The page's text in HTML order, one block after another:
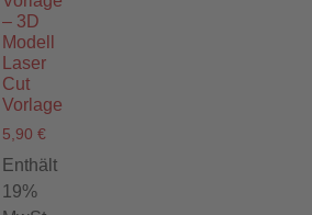
– 3D
Modell
Laser
Cut
Vorlage
5,90 €
Enthält
19%